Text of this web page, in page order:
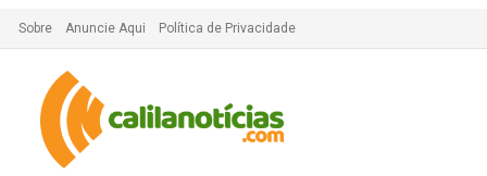
Sobre Anuncie Aqui Política de Privacidade